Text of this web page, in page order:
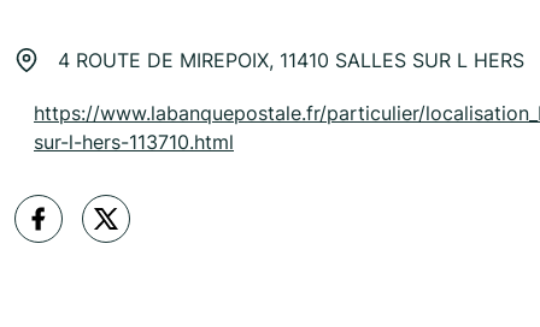
4 ROUTE DE MIREPOIX, 11410 SALLES SUR L HERS
https://www.labanquepostale.fr/particulier/
sur-l-hers-113710.html